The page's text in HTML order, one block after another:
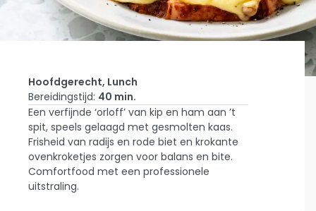
Home
Laat Je
Inspireren
Gelaagde
‘orloff’
Van Kip-
en Ham
Hoofdgerecht, Lunch
Bereidingstijd: 40 min.
Een verfijnde ‘orloff’ van kip en ham aan ’t
spit, speels gelaagd met gesmolten kaas.
Frisheid van radijs en rode biet en krokante
ovenkroketjes zorgen voor balans en bite.
Comfortfood met een professionele
uitstraling.